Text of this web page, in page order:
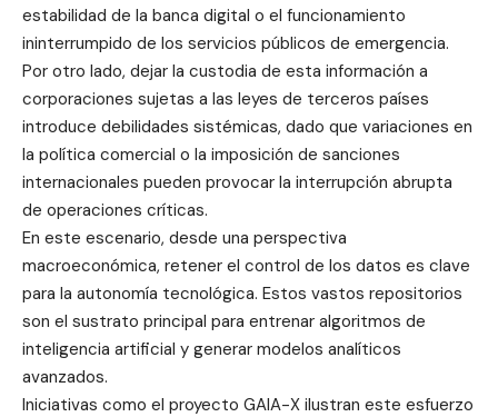
estabilidad de la banca digital o el funcionamiento
ininterrumpido de los servicios públicos de emergencia.
Por otro lado, dejar la custodia de esta información a
corporaciones sujetas a las leyes de terceros países
introduce debilidades sistémicas, dado que variaciones en
la política comercial o la imposición de sanciones
internacionales pueden provocar la interrupción abrupta
de operaciones críticas.
En este escenario, desde una perspectiva
macroeconómica, retener el control de los datos es clave
para la autonomía tecnológica. Estos vastos repositorios
son el sustrato principal para entrenar algoritmos de
inteligencia artificial y generar modelos analíticos
avanzados.
Iniciativas como el proyecto GAIA-X ilustran este esfuerzo